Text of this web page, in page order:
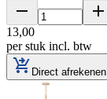
13,00
per stuk incl. btw
Direct afrekenen